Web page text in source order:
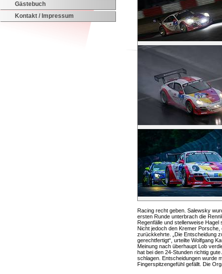
Gästebuch
Kontakt / Impressum
Racing recht geben. Salewsky
ersten Runde unterbrach die
Regenfälle und stellenweise
Nicht jedoch den Kremer
zurückkehrte. „Die Entscheidung
gerechtfertigt“, urteilte Wolfgang
Meinung nach überhaupt Lob
hat bei den 24-Stunden richtig
schlagen. Entscheidungen wurde
Fingerspitzengefühl gefällt. Die